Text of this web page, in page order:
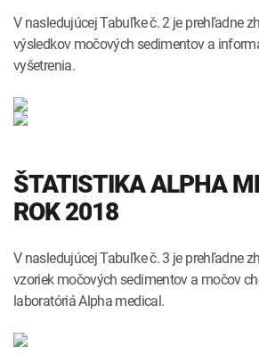
V nasledujúcej Tabuľke č. 2 je prehľadne
výsledkov močových sedimentov a
vyšetrenia.
ŠTATISTIKA ALPHA
ROK 2018
V nasledujúcej Tabuľke č. 3 je prehľadne
vzoriek močových sedimentov a močov
laboratóriá Alpha medical.